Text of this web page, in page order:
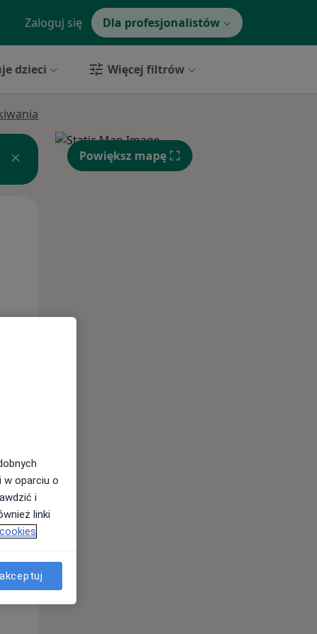
Zaloguj się Dla profesjonalistów
dzieci Więcej filtrów
Śr,
12 Sie
Powiększ mapę
w oparciu o
i
linki